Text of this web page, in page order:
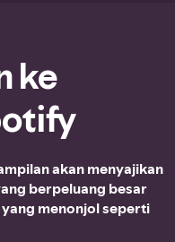
ke
akan menyajikan
berpeluang besar
menonjol seperti